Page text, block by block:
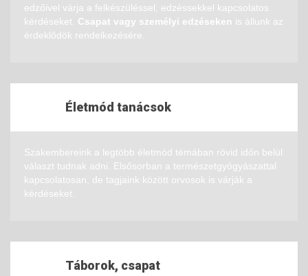
edzőivel várja a felkészüléssel, edzéssekkel kapcsolatos
kérdéseket. Csapat vagy személyi edzéseken is állunk az
érdeklődök rendelkezésére.
Életmód tanácsok
Szakembereink a legtöbb életmód témában rövid időn belül
választ tudnak adni. Elsősorban a természetgyógyászattal
kapcsolatosan, de tagjaink között orvosok is várják a
kérdéseket.
Táborok, csapat